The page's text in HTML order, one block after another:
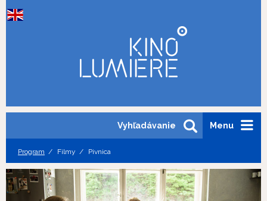
Menu
Vyhľadávanie
Program Filmy Pivnica